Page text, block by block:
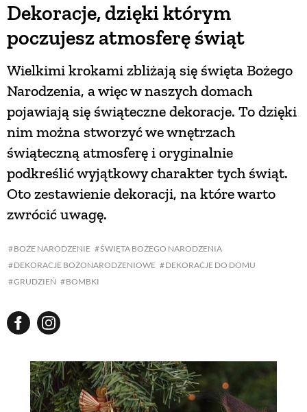
Dekoracje, dzięki którym
poczujesz atmosferę świąt
BOŻE NARODZENIE
ŚWIĘTA BOŻEGO NARODZENIA
DEKORACJE BOŻONARODZENIOWE
DEKORACJE DO DOMU
GRUDZIEŃ
BOMBKI
Wielkimi krokami zbliżają się święta Bożego
Narodzenia, a więc w naszych domach
pojawiają się świąteczne dekoracje. To dzięki
nim można stworzyć we wnętrzach
świąteczną atmosferę i oryginalnie
podkreślić wyjątkowy charakter tych świąt.
Oto zestawienie dekoracji, na które warto
zwrócić uwagę.